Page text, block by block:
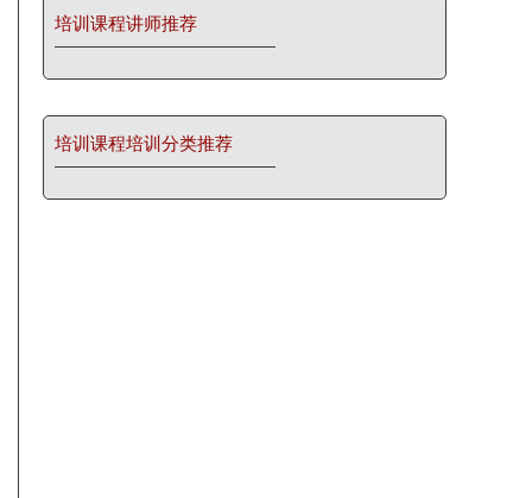
培训课程讲师推荐
培训课程培训分类推荐